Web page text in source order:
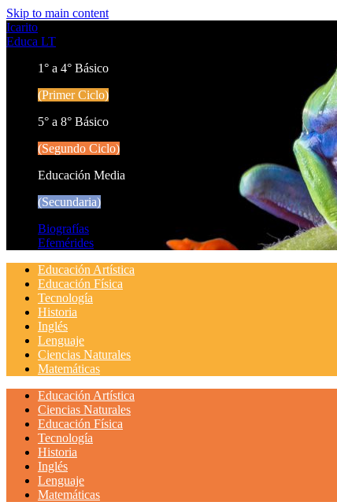
Skip to main content
Icarito
Educa LT
1° a 4° Básico
(Primer Ciclo)
5° a 8° Básico
(Segundo Ciclo)
Educación Media
(Secundaria)
Biografías
Efemérides
Educación Artística
Educación Física
Tecnología
Historia
Inglés
Lenguaje
Ciencias Naturales
Matemáticas
Educación Artística
Ciencias Naturales
Educación Física
Tecnología
Historia
Inglés
Lenguaje
Matemáticas